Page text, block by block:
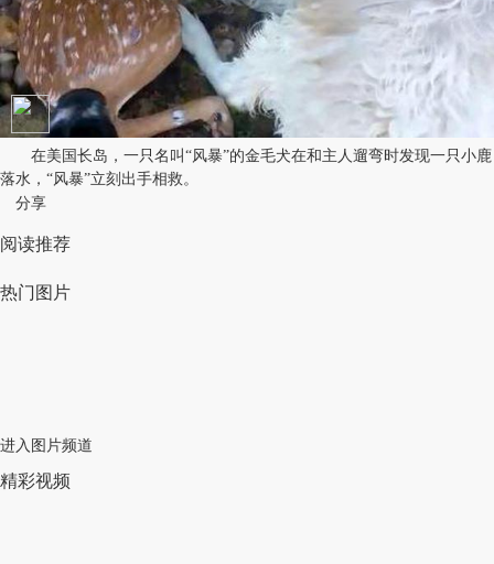
在美国长岛，一只名叫“风暴”的金毛犬在和主人遛弯时发现一只小鹿
落水，“风暴”立刻出手相救。
分享
阅读推荐
热门图片
进入图片频道
精彩视频